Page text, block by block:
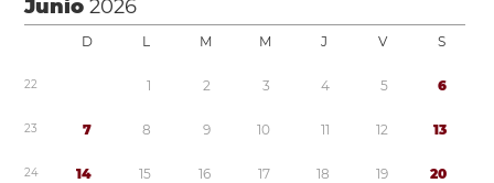
Junio2026
D L M M J V S
22 1 2 3 4 5 6
23 7 8 9 10 11 12 13
24 14 15 16 17 18 19 20